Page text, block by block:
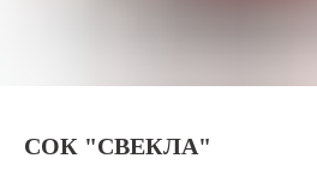
СОК "СВЕКЛА"